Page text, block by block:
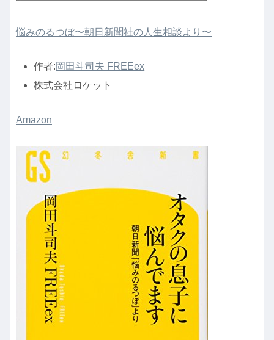
悩みのるつぼ〜朝日新聞社の人生相談より〜
作者:岡田斗司夫 FREEex
株式会社ロケット
Amazon